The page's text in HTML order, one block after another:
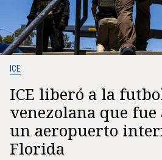
ICE
ICE liberó a la
venezolana que
un aeropuerto
Florida